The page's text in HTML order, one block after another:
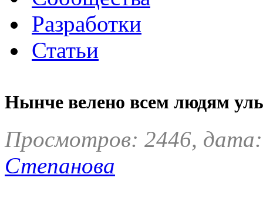
Разработки
Статьи
Нынче велено всем людям
Просмотров: 2446,
Степанова